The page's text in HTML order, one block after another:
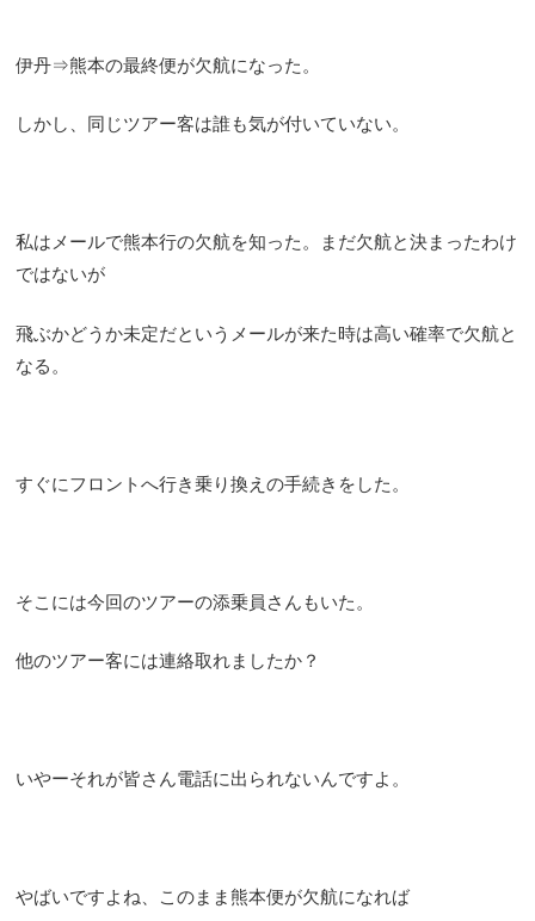
伊丹⇒熊本の最終便が欠航になった。
しかし、同じツアー客は誰も気が付いていない。
私はメールで熊本行の欠航を知った。まだ欠航と決まったわけ
ではないが
飛ぶかどうか未定だというメールが来た時は高い確率で欠航と
なる。
すぐにフロントへ行き乗り換えの手続きをした。
そこには今回のツアーの添乗員さんもいた。
他のツアー客には連絡取れましたか？
いやーそれが皆さん電話に出られないんですよ。
やばいですよね、このまま熊本便が欠航になれば